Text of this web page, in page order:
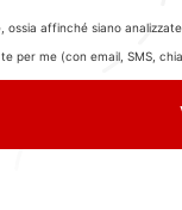
affinché siano
per me (con email, SMS,